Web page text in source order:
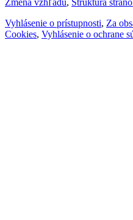
Vyhlásenie o prístupnosti, Za
Cookies, Vyhlásenie o ochrane